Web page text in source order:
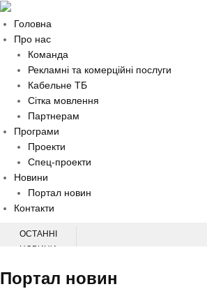
Головна
Про нас
Команда
Рекламні та комерційні послуги
Кабельне ТБ
Сітка мовлення
Партнерам
Програми
Проекти
Спец-проекти
Новини
Портал новин
Контакти
ОСТАННІ
НОВИНИ
ДОПОМОГИ
Портал новин